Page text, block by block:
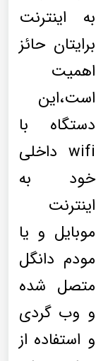
به اینترنت
برایتان حائز
اهمیت
است،این
دستگاه با
wifi داخلی
خود به
اینترنت
موبایل و یا
مودم دانگل
متصل شده
و وب گردی
و استفاده از